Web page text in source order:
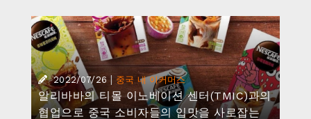
2022/07/26 | 중국 내 이커머스
알리바바의 티몰 이노베이션 센터(TMIC)과의
협업으로 중국 소비자들의 입맛을 사로잡는